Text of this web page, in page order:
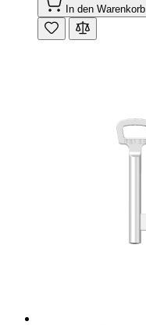
In den Warenkorb